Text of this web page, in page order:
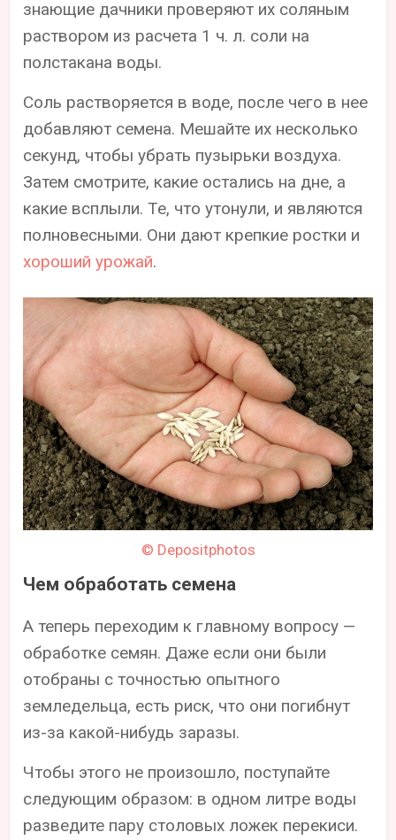
знающие дачники проверяют их соляным
раствором из расчета 1 ч. л. соли на
полстакана воды.
Соль растворяется в воде, после чего в нее
добавляют семена. Мешайте их несколько
секунд, чтобы убрать пузырьки воздуха.
Затем смотрите, какие остались на дне, а
какие всплыли. Те, что утонули, и являются
полновесными. Они дают крепкие ростки и
хороший урожай.
© Depositphotos
Чем обработать семена
А теперь переходим к главному вопросу —
обработке семян. Даже если они были
отобраны с точностью опытного
земледельца, есть риск, что они погибнут
из-за какой-нибудь заразы.
Чтобы этого не произошло, поступайте
следующим образом: в одном литре воды
разведите пару столовых ложек перекиси.